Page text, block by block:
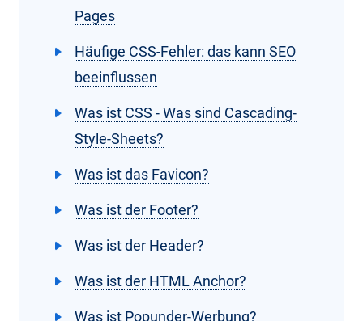
Pages
Häufige CSS-Fehler: das kann SEO
beeinflussen
Was ist CSS - Was sind Cascading-
Style-Sheets?
Was ist das Favicon?
Was ist der Footer?
Was ist der Header?
Was ist der HTML Anchor?
Was ist Popunder-Werbung?